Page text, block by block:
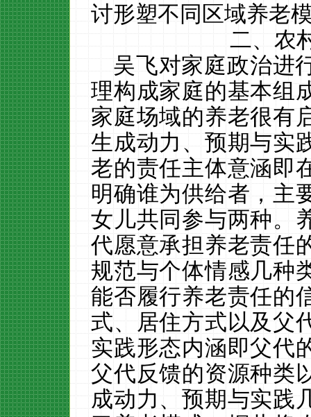
讨形塑不同区域养老
二、农
吴飞对家庭政治进
理构成家庭的基本组
家庭场域的养老很有
生成动力、预期与实
老的责任主体意涵即
明确谁为供给者，主
女儿共同参与两种。
代愿意承担养老责任
规范与个体情感几种
能否履行养老责任的
式、居住方式以及父
实践形态内涵即父代
父代反馈的资源种类
成动力、预期与实践